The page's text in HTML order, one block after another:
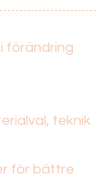
förändring
teknik
för bättre